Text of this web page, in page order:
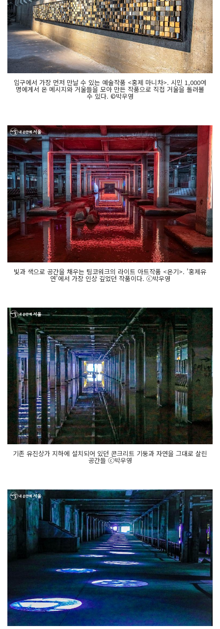
입구에서 가장 먼저 만날 수 있는 예술작품 <홍제 마니차>. 시민 1,000여
명에게서 온 메시지와 거울들을 모아 만든 작품으로 직접 거울을 돌려볼
수 있다. ©박우영
빛과 색으로 공간을 채우는 팀코워크의 라이트 아트작품 <온기>. '홍제유
연'에서 가장 인상 깊었던 작품이다. ⓒ박우영
기존 유진상가 지하에 설치되어 있던 콘크리트 기둥과 자연을 그대로 살린
공간들 ⓒ박우영